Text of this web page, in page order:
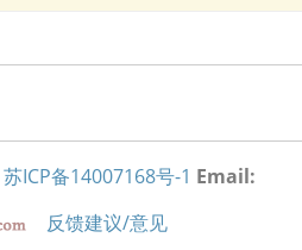
苏ICP备14007168号-1 Email:
反馈建议/意见